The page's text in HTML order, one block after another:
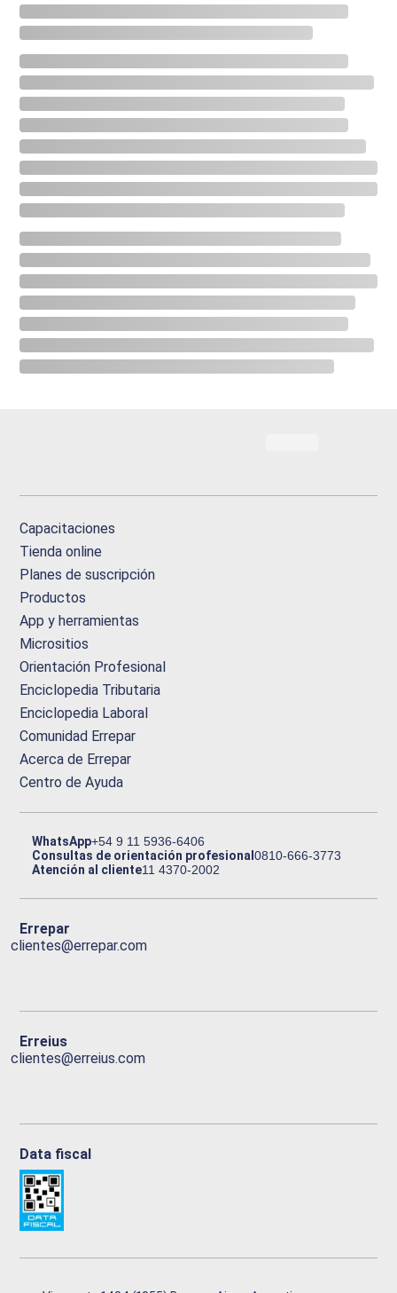
Capacitaciones
Tienda online
Planes de suscripción
Productos
App y herramientas
Micrositios
Orientación Profesional
Enciclopedia Tributaria
Enciclopedia Laboral
Comunidad Errepar
Acerca de Errepar
Centro de Ayuda
WhatsApp+54 9 11 5936-6406
Consultas de orientación profesional0810-666-3773
Atención al cliente11 4370-2002
Errepar
clientes@errepar.com
Erreius
clientes@erreius.com
Data fiscal